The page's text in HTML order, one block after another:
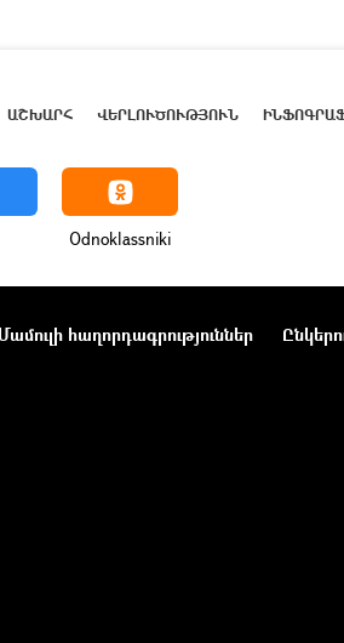
ԱՇԽԱՐՀ ՎԵՐԼՈՒԾՈՒԹՅՈՒՆ
Odnoklassniki
Մամուլի հաղորդագրություններ